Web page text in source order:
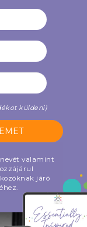
küldeni)
valamint
járó
és kristály
11 oktató kártyával
/ csomag) (MA...
9,900 Ft
MOST
VÁRÓLISTÁRA
JELENTKEZÉS